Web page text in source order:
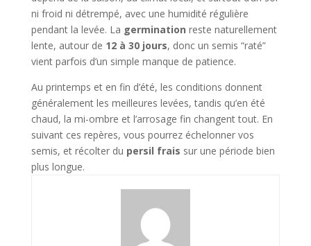
ni froid ni détrempé, avec une humidité régulière
pendant la levée. La germination reste naturellement
lente, autour de 12 à 30 jours, donc un semis “raté”
vient parfois d’un simple manque de patience.
Au printemps et en fin d’été, les conditions donnent
généralement les meilleures levées, tandis qu’en été
chaud, la mi-ombre et l’arrosage fin changent tout. En
suivant ces repères, vous pourrez échelonner vos
semis, et récolter du persil frais sur une période bien
plus longue.